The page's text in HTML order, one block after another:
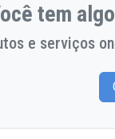
tem
e serviços